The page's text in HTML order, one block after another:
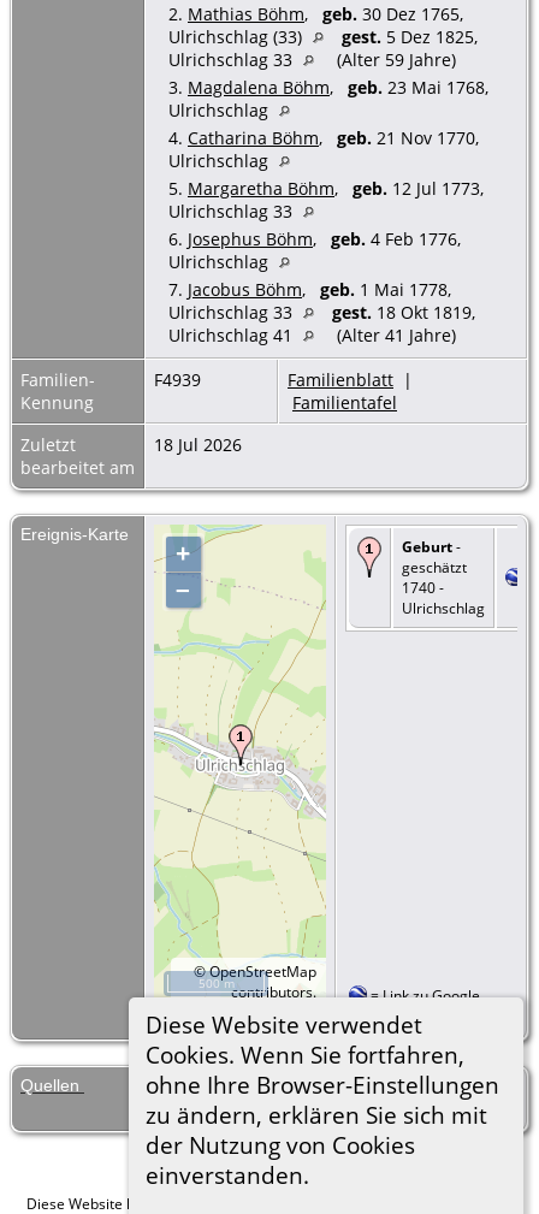
Diese Website verwendet
Cookies. Wenn Sie fortfahren,
ohne Ihre Browser-Einstellungen
zu ändern, erklären Sie sich mit
der Nutzung von Cookies
einverstanden.
2. Mathias Böhm, geb. 30 Dez 1765,
Ulrichschlag (33)
gest. 5 Dez 1825,
Ulrichschlag 33
(Alter 59 Jahre)
3. Magdalena Böhm, geb. 23 Mai 1768,
Ulrichschlag
4. Catharina Böhm, geb. 21 Nov 1770,
Ulrichschlag
5. Margaretha Böhm, geb. 12 Jul 1773,
Ulrichschlag 33
6. Josephus Böhm, geb. 4 Feb 1776,
Ulrichschlag
7. Jacobus Böhm, geb. 1 Mai 1778,
Ulrichschlag 33
gest. 18 Okt 1819,
Ulrichschlag 41
(Alter 41 Jahre)
Familien-
Kennung
F4939 Familienblatt |
Familientafel
Zuletzt
bearbeitet am
18 Jul 2026
Ereignis-Karte
+
–
©OpenStreetMap
contributors.
500 m
Geburt-
geschätzt
1740 -
Ulrichschlag
=Link zu Google
Quellen [S42] Blauenschlag / Blažejov, Pfarrei,
Geburtsbuch, Abschrift Hans Sticha.
Diese Website läuft mit